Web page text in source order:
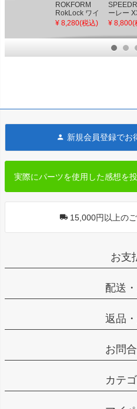
ROKFORM
RokLock ワイ
ヤレスチャー
¥ 8,280(税込)
ーレー
フロン
ー (カラ
マイト)
¥ 8,800(
新規会員登録でお
実際にパーツを使用した感想を
15,000円以上の
お支
配送
返品
お問
カテ